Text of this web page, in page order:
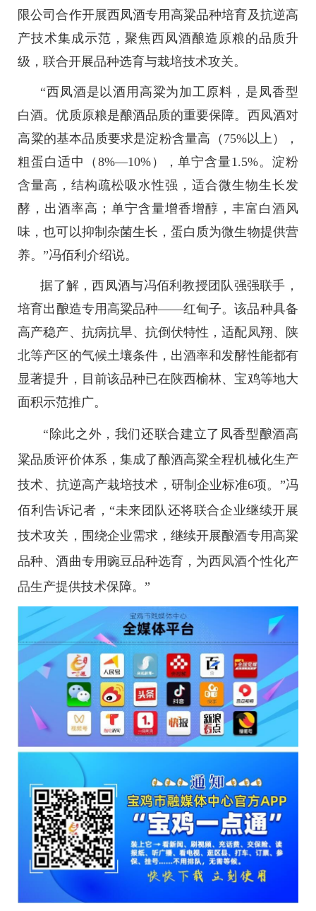
限公司合作开展西凤酒专用高粱品种培育及抗逆高
产技术集成示范，聚焦西凤酒酿造原粮的品质升
级，联合开展品种选育与栽培技术攻关。
“西凤酒是以酒用高粱为加工原料，是凤香型
白酒。优质原粮是酿酒品质的重要保障。西凤酒对
高粱的基本品质要求是淀粉含量高（75%以上），
粗蛋白适中（8%—10%），单宁含量1.5%。淀粉
含量高，结构疏松吸水性强，适合微生物生长发
酵，出酒率高；单宁含量增香增醇，丰富白酒风
味，也可以抑制杂菌生长，蛋白质为微生物提供营
养。”冯佰利介绍说。
据了解，西凤酒与冯佰利教授团队强强联手，
培育出酿造专用高粱品种——红甸子。该品种具备
高产稳产、抗病抗旱、抗倒伏特性，适配凤翔、陕
北等产区的气候土壤条件，出酒率和发酵性能都有
显著提升，目前该品种已在陕西榆林、宝鸡等地大
面积示范推广。
“除此之外，我们还联合建立了凤香型酿酒高
粱品质评价体系，集成了酿酒高粱全程机械化生产
技术、抗逆高产栽培技术，研制企业标准6项。”冯
佰利告诉记者，“未来团队还将联合企业继续开展
技术攻关，围绕企业需求，继续开展酿酒专用高粱
品种、酒曲专用豌豆品种选育，为西凤酒个性化产
品生产提供技术保障。”